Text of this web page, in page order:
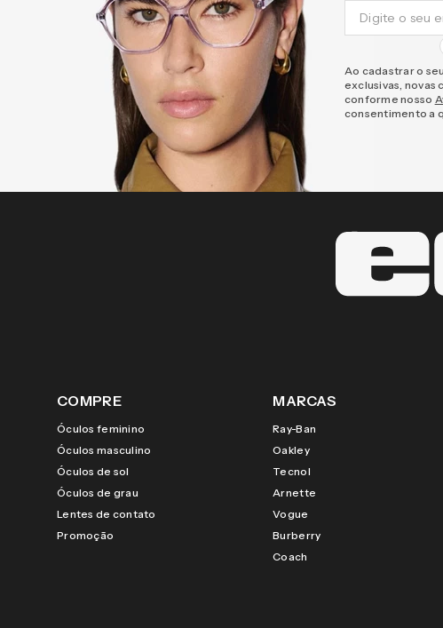
Ao cadastrar o
exclusivas, novas
conforme nosso
consentimento a
COMPRE
Óculos feminino
Óculos masculino
Óculos de sol
Óculos de grau
Lentes de contato
Promoção
MARCAS
Ray-Ban
Oakley
Tecnol
Arnette
Vogue
Burberry
Coach